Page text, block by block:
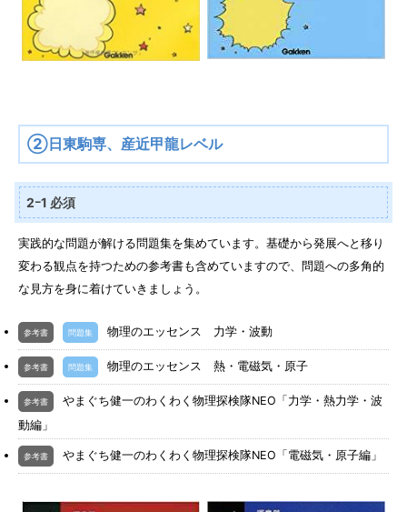
②日東駒専、産近甲龍レベル
2ｰ1 必須
実践的な問題が解ける問題集を集めています。基礎から発展へと移り
変わる観点を持つための参考書も含めていますので、問題への多角的
な見方を身に着けていきましょう。
参考書 問題集 物理のエッセンス 力学・波動
参考書 問題集 物理のエッセンス 熱・電磁気・原子
参考書
やまぐち健一のわくわく物理探検隊NEO「力学・熱力学・波
動編」
参考書 やまぐち健一のわくわく物理探検隊NEO「電磁気・原子編」